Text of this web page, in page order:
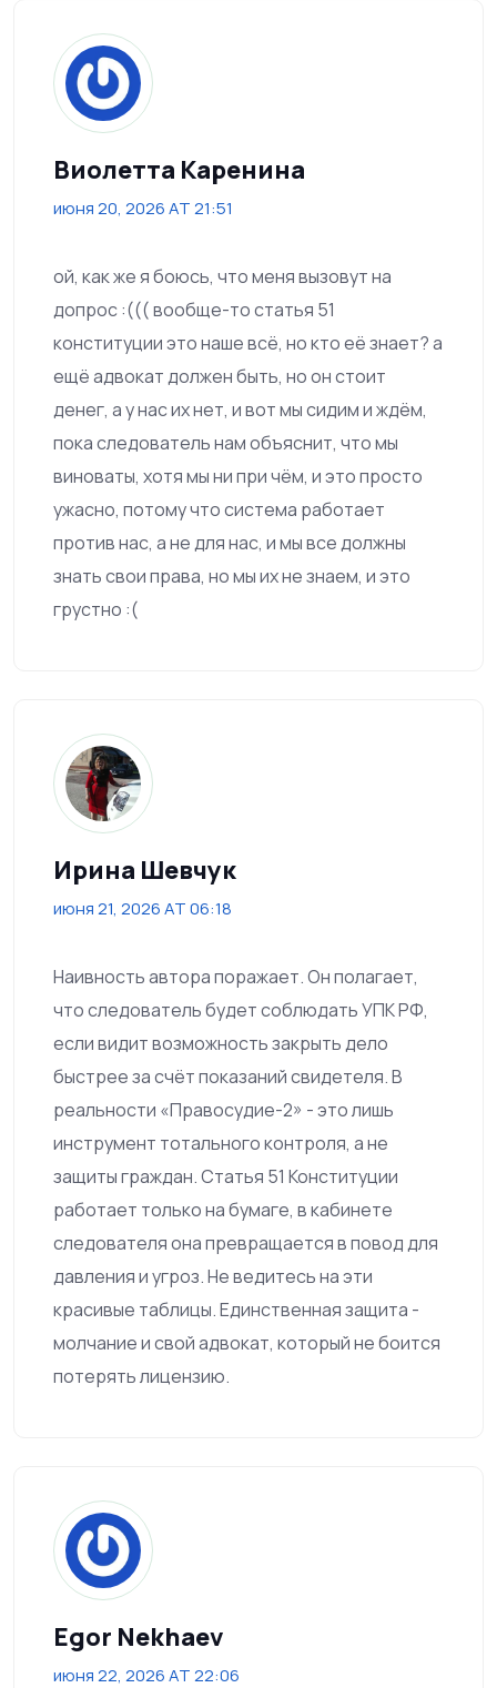
Виолетта Каренина
июня 20, 2026 AT 21:51
ой, как же я боюсь, что меня вызовут на
допрос :((( вообще-то статья 51
конституции это наше всё, но кто её знает? а
ещё адвокат должен быть, но он стоит
денег, а у нас их нет, и вот мы сидим и ждём,
пока следователь нам объяснит, что мы
виноваты, хотя мы ни при чём, и это просто
ужасно, потому что система работает
против нас, а не для нас, и мы все должны
знать свои права, но мы их не знаем, и это
грустно :(
Ирина Шевчук
июня 21, 2026 AT 06:18
Наивность автора поражает. Он полагает,
что следователь будет соблюдать УПК РФ,
если видит возможность закрыть дело
быстрее за счёт показаний свидетеля. В
реальности «Правосудие-2» - это лишь
инструмент тотального контроля, а не
защиты граждан. Статья 51 Конституции
работает только на бумаге, в кабинете
следователя она превращается в повод для
давления и угроз. Не ведитесь на эти
красивые таблицы. Единственная защита -
молчание и свой адвокат, который не боится
потерять лицензию.
Egor Nekhaev
июня 22, 2026 AT 22:06